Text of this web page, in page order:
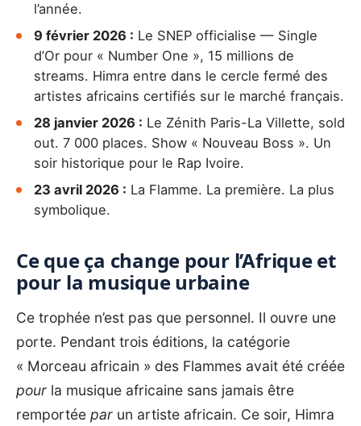
l’année.
9 février 2026 : Le SNEP officialise — Single
d’Or pour « Number One », 15 millions de
streams. Himra entre dans le cercle fermé des
artistes africains certifiés sur le marché français.
28 janvier 2026 : Le Zénith Paris-La Villette, sold
out. 7 000 places. Show « Nouveau Boss ». Un
soir historique pour le Rap Ivoire.
23 avril 2026 : La Flamme. La première. La plus
symbolique.
Ce que ça change pour l’Afrique et
pour la musique urbaine
Ce trophée n’est pas que personnel. Il ouvre une
porte. Pendant trois éditions, la catégorie
« Morceau africain » des Flammes avait été créée
pour la musique africaine sans jamais être
remportée par un artiste africain. Ce soir, Himra